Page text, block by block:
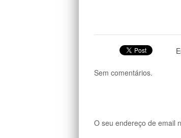
Sem comentários.
O seu endereço de email